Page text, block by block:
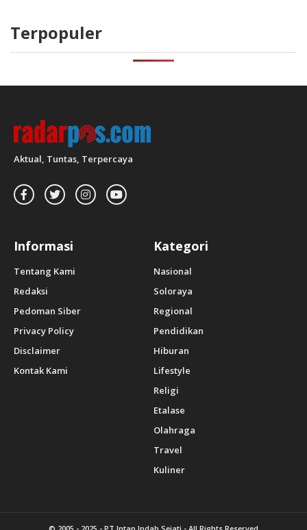
Terpopuler
Aktual, Tuntas, Terpercaya
Informasi
Tentang Kami
Redaksi
Pedoman Siber
Privacy Policy
Disclaimer
Kontak Kami
Kategori
Nasional
Soloraya
Regional
Pendidikan
Hiburan
Lifestyle
Religi
Etalase
Olahraga
Travel
Kuliner